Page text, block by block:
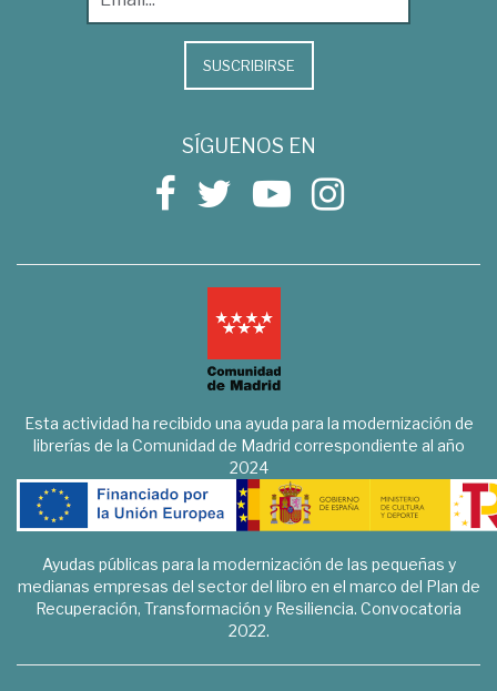
SUSCRIBIRSE
SÍGUENOS EN
Esta actividad ha recibido una ayuda para la modernización de
librerías de la Comunidad de Madrid correspondiente al año
2024
Ayudas públicas para la modernización de las pequeñas y
medianas empresas del sector del libro en el marco del Plan de
Recuperación, Transformación y Resiliencia. Convocatoria
2022.